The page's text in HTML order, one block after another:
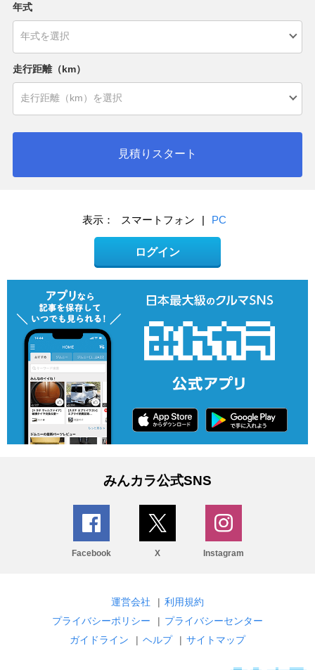
年式
走行距離（km）
見積りスタート
表示： スマートフォン | PC
ログイン
みんカラ公式SNS
Facebook X Instagram
運営会社 | 利用規約
プライバシーポリシー
| プライバシーセンター
ガイドライン
| ヘルプ | サイトマップ